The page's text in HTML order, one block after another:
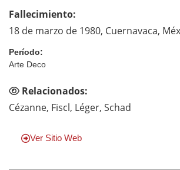
Fallecimiento:
18 de marzo de 1980, Cuernavaca,
Período:
Arte Deco
Relacionados:
Cézanne, Fiscl, Léger, Schad
Ver Sitio Web